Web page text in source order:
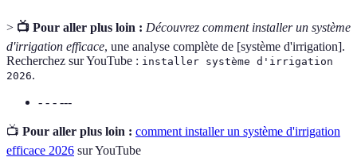
> 📺 Pour aller plus loin : Découvrez comment installer un système
d'irrigation efficace, une analyse complète de [système d'irrigation].
Recherchez sur YouTube : installer système d'irrigation
2026.
- - - ---
📺 Pour aller plus loin : comment installer un système d'irrigation
efficace 2026 sur YouTube